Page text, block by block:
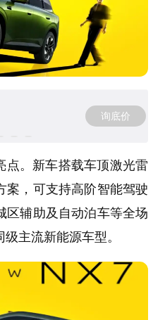
询底价
点。新车搭载车顶激光雷
案，可支持高阶智能驾驶
区辅助及自动泊车等全场
主流新能源车型。